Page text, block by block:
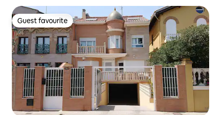
Guest favourite
Guest favourite